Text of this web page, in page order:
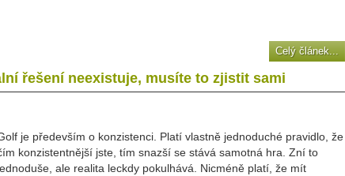
Celý článek...
řešení neexistuje, musíte to zjistit sami
je především o konzistenci. Platí vlastně jednoduché pravidlo, že
konzistentnější jste, tím snazší se stává samotná hra. Zní to
ale realita leckdy pokulhává. Nicméně platí, že mít